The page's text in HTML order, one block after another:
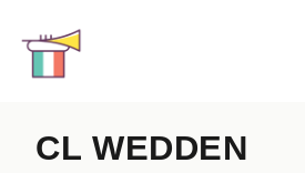
CL WEDDEN